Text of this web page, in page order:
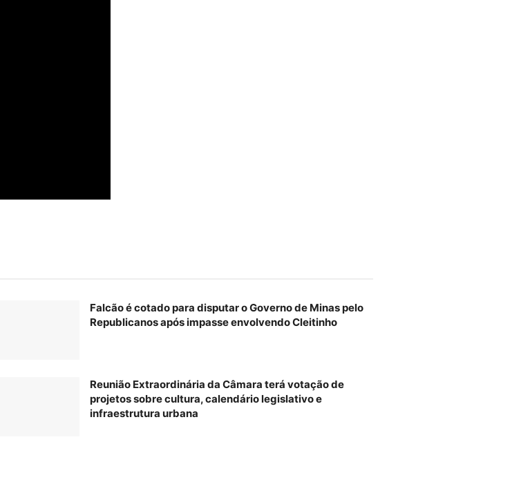
Falcão é cotado para disputar o Governo de Minas pelo
Republicanos após impasse envolvendo Cleitinho
Reunião Extraordinária da Câmara terá votação de
projetos sobre cultura, calendário legislativo e
infraestrutura urbana